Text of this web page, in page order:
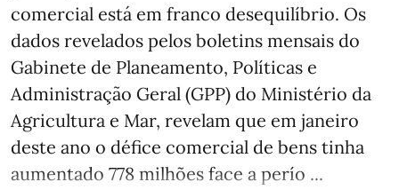
comercial está em franco desequilíbrio. Os
dados revelados pelos boletins mensais do
Gabinete de Planeamento, Políticas e
Administração Geral (GPP) do Ministério da
Agricultura e Mar, revelam que em janeiro
deste ano o défice comercial de bens tinha
aumentado 778 milhões face a perío ...